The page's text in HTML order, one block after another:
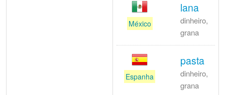
México
lana
dinheiro,
grana
Espanha
pasta
dinheiro,
grana